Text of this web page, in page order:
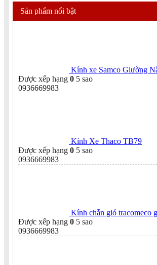
Sản phẩm nổi bật
Kính xe Samco Giường
Được xếp hạng 0 5 sao
0936669983
Kính Xe Thaco TB79
Được xếp hạng 0 5 sao
0936669983
Kính chắn gió tracomeco
Được xếp hạng 0 5 sao
0936669983